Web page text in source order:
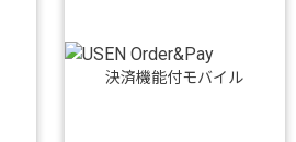
決済機能付モバイル